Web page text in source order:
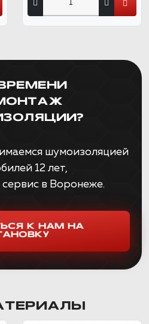
шумоизоляцией
12 лет,
в Воронеже.
К НАМ НА